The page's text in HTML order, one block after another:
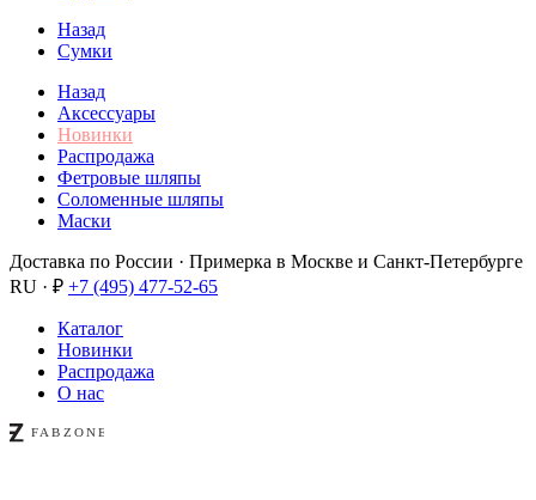
Назад
Сумки
Назад
Аксессуары
Новинки
Распродажа
Фетровые шляпы
Соломенные шляпы
Маски
Доставка по России · Примерка в Москве и Санкт-Петербурге
RU · ₽ +7 (495) 477-52-65
Каталог
Новинки
Распродажа
О нас